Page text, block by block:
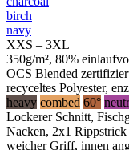
birch
navy
XXS – 3XL
350g/m², 80%
OCS Blended
recyceltes Polyester,
heavy combed 60°
Lockerer Schnitt,
Nacken, 2x1
weicher Griff, innen